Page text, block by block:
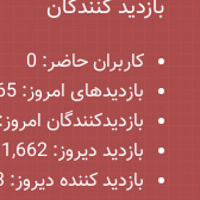
بازدید کنندگان
کاربران حاضر: 0
بازدیدهای امروز:
بازدیدکنندگان امروز:
بازدید دیروز: 1,662
بازدید کننده دیروز: